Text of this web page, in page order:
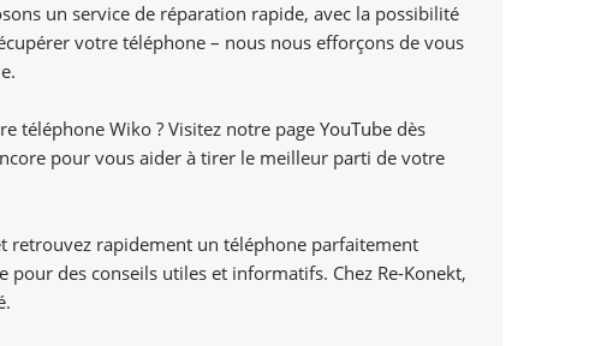
un service de réparation rapide, avec la possibilité
votre téléphone – nous nous efforçons de vous
téléphone Wiko ? Visitez notre page YouTube dès
pour vous aider à tirer le meilleur parti de votre
retrouvez rapidement un téléphone parfaitement
des conseils utiles et informatifs. Chez Re-Konekt,